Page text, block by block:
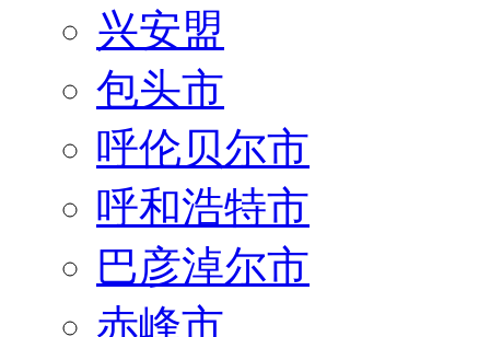
兴安盟
包头市
呼伦贝尔市
呼和浩特市
巴彦淖尔市
赤峰市